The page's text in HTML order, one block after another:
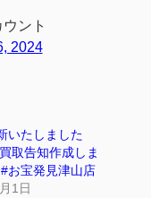
ント
2024
いたしました
取告知作成しま
お宝発見津山店
1日